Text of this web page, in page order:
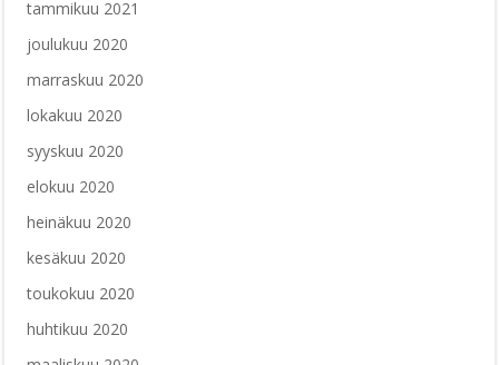
tammikuu 2021
joulukuu 2020
marraskuu 2020
lokakuu 2020
syyskuu 2020
elokuu 2020
heinäkuu 2020
kesäkuu 2020
toukokuu 2020
huhtikuu 2020